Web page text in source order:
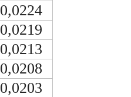
0,0224
0,0219
0,0213
0,0208
0,0203